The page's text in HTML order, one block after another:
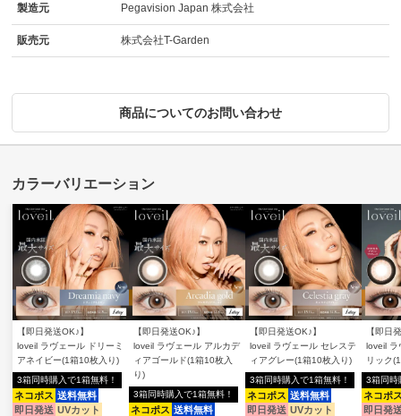
製造元 Pegavision Japan 株式会社
販売元 株式会社T-Garden
商品についてのお問い合わせ
【即日発送OK♪】
loveil ラヴェール ドリーミ
アネイビー(1箱10枚入り)
ネコポス 送料無料
即日発送 UVカット
3箱同時購入で1箱無料！
【即日発送OK♪】
loveil ラヴェール アルカデ
ィアゴールド(1箱10枚入
り)
ネコポス 送料無料
3箱同時購入で1箱無料！
【即日発送OK♪】
loveil ラヴェール セレステ
ィアグレー(1箱10枚入り)
ネコポス 送料無料
即日発送 UVカット
3箱同時購入で1箱無料！
【即日
loveil ラ
リック
ネコポ
即日発
3箱同時